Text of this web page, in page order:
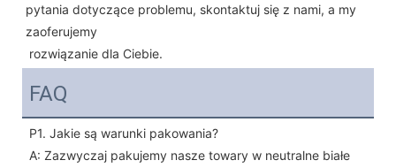
pytania dotyczące problemu, skontaktuj się z nami, a my
zaoferujemy
rozwiązanie dla Ciebie.
FAQ
P1. Jakie są warunki pakowania?